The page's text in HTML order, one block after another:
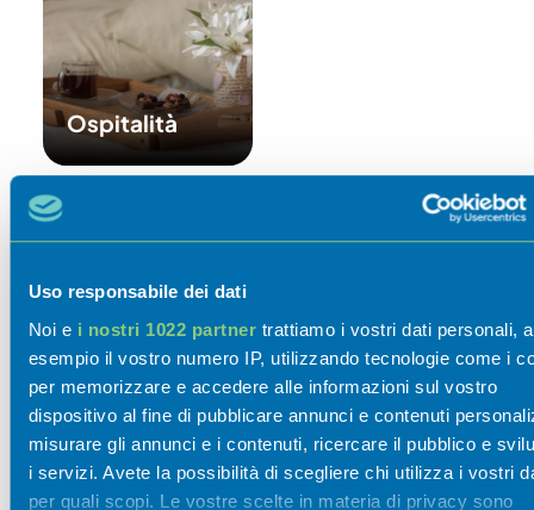
Uso responsabile dei dati
Noi e i nostri 1022 partnertrattiamo i vostri dati personali,
esempio il vostro numero IP, utilizzando tecnologie come i
per memorizzare e accedere alle informazioni sul vostro
dispositivo al fine di pubblicare annunci e contenuti
misurare gli annunci e i contenuti, ricercare il pubblico e
i servizi. Avete la possibilità di scegliere chi utilizza i vostri
per quali scopi. Le vostre scelte in materia di privacy sono
Ospitalità
Eventi
Scoprili
02-23 Ago 2026
Visita al Castello
Monasterolo del
Castello